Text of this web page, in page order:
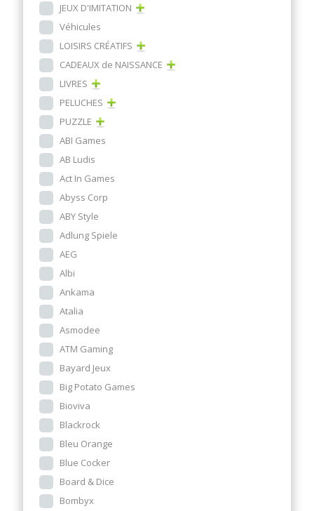
JEUX D'IMITATION
Véhicules
LOISIRS CRÉATIFS
CADEAUX de NAISSANCE
LIVRES
PELUCHES
PUZZLE
ABI Games
AB Ludis
Act In Games
Abyss Corp
ABY Style
Adlung Spiele
AEG
Albi
Ankama
Atalia
Asmodee
ATM Gaming
Bayard Jeux
Big Potato Games
Bioviva
Blackrock
Bleu Orange
Blue Cocker
Board & Dice
Bombyx